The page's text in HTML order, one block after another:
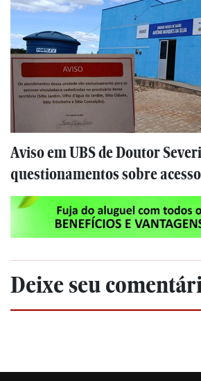
Aviso em UBS de Doutor
questionamentos sobre acesso
Deixe seu